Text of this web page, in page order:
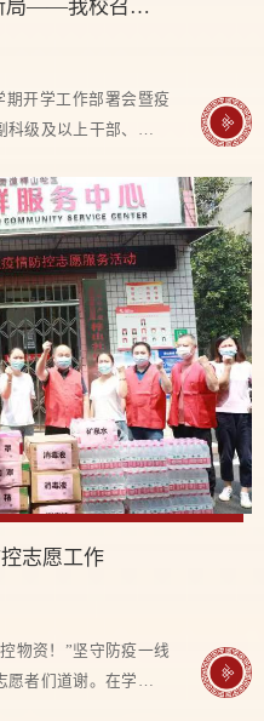
砥砺奋进谋发展 乘风破浪开新局——我校召开2021年秋季学期开学工作部署会暨疫情防控工作推进会
期开学工作部署会暨疫
级及以上干部、年级
肯...
志愿工作
物资！”坚守防疫一线
者们道谢。在学校党